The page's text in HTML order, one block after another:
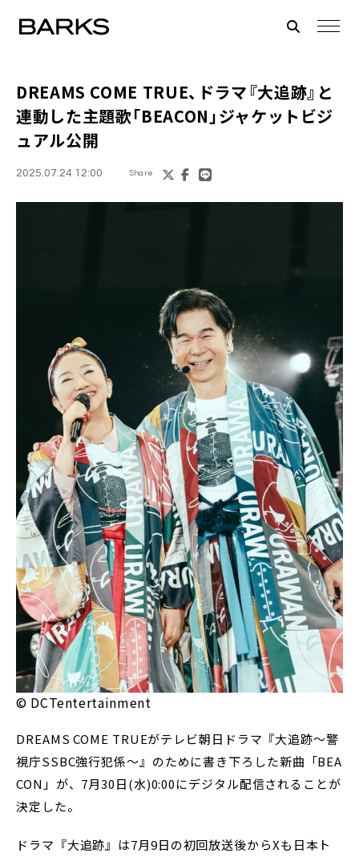
DREAMS COME TRUE、ドラマ『大追跡』と
連動した主題歌「BEACON」ジャケットビジ
ュアル公開
2025.07.24 12:00 Share
© DCTentertainment
DREAMS COME TRUEがテレビ朝日ドラマ『大追跡～警
視庁SSBC強行犯係～』のために書き下ろした新曲「BEA
CON」が、7月30日(水)0:00にデジタル配信されることが
決定した。
ドラマ『大追跡』は7月9日の初回放送後からXも日本ト